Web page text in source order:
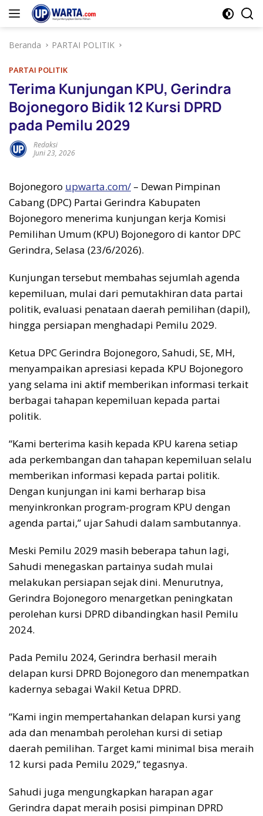
Langsung
Beranda
PARTAI POLITIK
PARTAI POLITIK
Terima Kunjungan KPU, Gerindra
Bojonegoro Bidik 12 Kursi DPRD
pada Pemilu 2029
Redaksi
Juni 23, 2026
Bojonegoro upwarta.com/ – Dewan Pimpinan
Cabang (DPC) Partai Gerindra Kabupaten
Bojonegoro menerima kunjungan kerja Komisi
Pemilihan Umum (KPU) Bojonegoro di kantor DPC
Gerindra, Selasa (23/6/2026).
Kunjungan tersebut membahas sejumlah agenda
kepemiluan, mulai dari pemutakhiran data partai
politik, evaluasi penataan daerah pemilihan (dapil),
hingga persiapan menghadapi Pemilu 2029.
Ketua DPC Gerindra Bojonegoro, Sahudi, SE, MH,
menyampaikan apresiasi kepada KPU Bojonegoro
yang selama ini aktif memberikan informasi terkait
berbagai tahapan kepemiluan kepada partai
politik.
“Kami berterima kasih kepada KPU karena setiap
ada perkembangan dan tahapan kepemiluan selalu
memberikan informasi kepada partai politik.
Dengan kunjungan ini kami berharap bisa
menyinkronkan program-program KPU dengan
agenda partai,” ujar Sahudi dalam sambutannya.
Meski Pemilu 2029 masih beberapa tahun lagi,
Sahudi menegaskan partainya sudah mulai
melakukan persiapan sejak dini. Menurutnya,
Gerindra Bojonegoro menargetkan peningkatan
perolehan kursi DPRD dibandingkan hasil Pemilu
2024.
Pada Pemilu 2024, Gerindra berhasil meraih
delapan kursi DPRD Bojonegoro dan menempatkan
kadernya sebagai Wakil Ketua DPRD.
“Kami ingin mempertahankan delapan kursi yang
ada dan menambah perolehan kursi di setiap
daerah pemilihan. Target kami minimal bisa meraih
12 kursi pada Pemilu 2029,” tegasnya.
Sahudi juga mengungkapkan harapan agar
Gerindra dapat meraih posisi pimpinan DPRD